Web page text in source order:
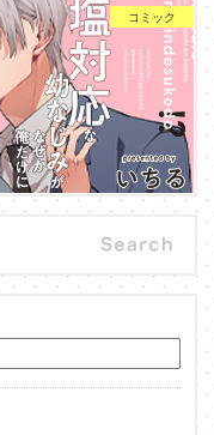
コミック